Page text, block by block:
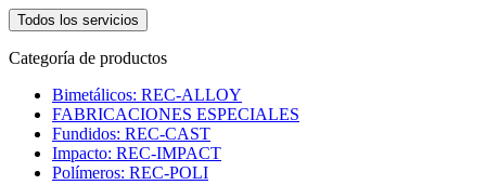
Todos los servicios
Categoría de productos
Bimetálicos: REC-ALLOY
FABRICACIONES ESPECIALES
Fundidos: REC-CAST
Impacto: REC-IMPACT
Polímeros: REC-POLI